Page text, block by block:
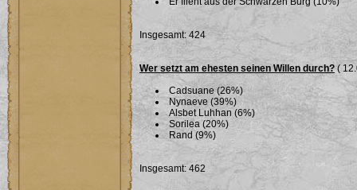
Insgesamt: 424
Wer setzt am ehesten seinen Willen durch?(
Cadsuane (26%)
Nynaeve (39%)
Alsbet Luhhan (6%)
Sorilea (20%)
Rand (9%)
Insgesamt: 462